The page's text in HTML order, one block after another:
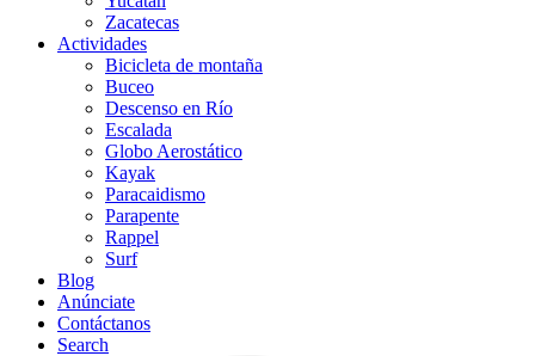
Zacatecas
Actividades
Bicicleta de montaña
Buceo
Descenso en Río
Escalada
Globo Aerostático
Kayak
Paracaidismo
Parapente
Rappel
Surf
Blog
Anúnciate
Contáctanos
Search